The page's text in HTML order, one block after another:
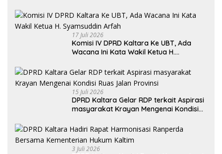
Selatan
17 Juli 2026
Komisi IV DPRD Kaltara Ke UBT, Ada
Wacana Ini Kata Wakil Ketua H.
15 Juli 2026
DPRD Kaltara Gelar RDP terkait Aspirasi
masyarakat Krayan Mengenai Kondisi
3 Juli 2026